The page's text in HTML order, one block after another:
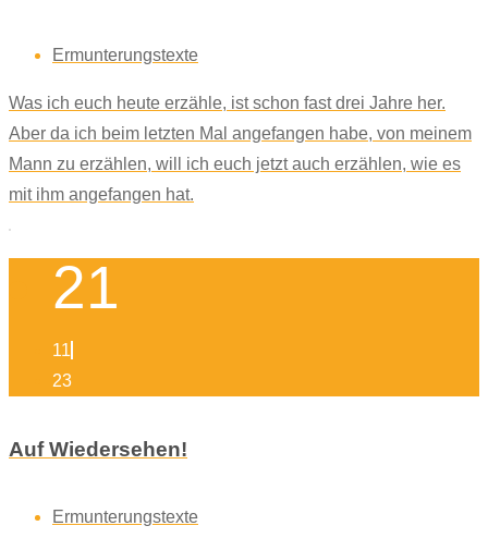
Ermunterungstexte
Was ich euch heute erzähle, ist schon fast drei Jahre her.
Aber da ich beim letzten Mal angefangen habe, von meinem
Mann zu erzählen, will ich euch jetzt auch erzählen, wie es
mit ihm angefangen hat.
21
11
23
Auf Wiedersehen!
Ermunterungstexte